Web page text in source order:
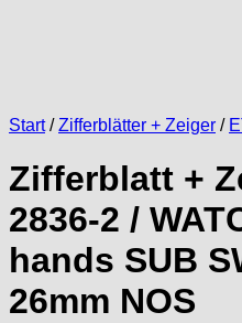
Start / Zifferblätter + Zeiger /
Zifferblatt +
2836-2 /
hands SUB
26mm NOS